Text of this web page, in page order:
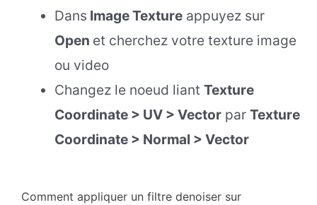
Dans Image Texture appuyez sur
Open et cherchez votre texture image
ou video
Changez le noeud liantTexture
Coordinate > UV > Vector parTexture
Coordinate > Normal > Vector
Comment appliquer un filtre denoiser sur